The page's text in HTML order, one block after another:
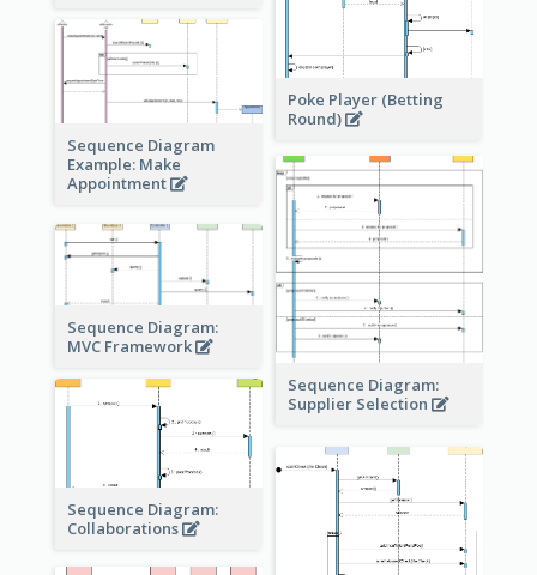
Poke Player (Betting
Round)
Sequence Diagram
Example: Make
Appointment
Sequence Diagram:
Supplier Selection
Sequence Diagram:
MVC Framework
Sequence Diagram:
Collaborations